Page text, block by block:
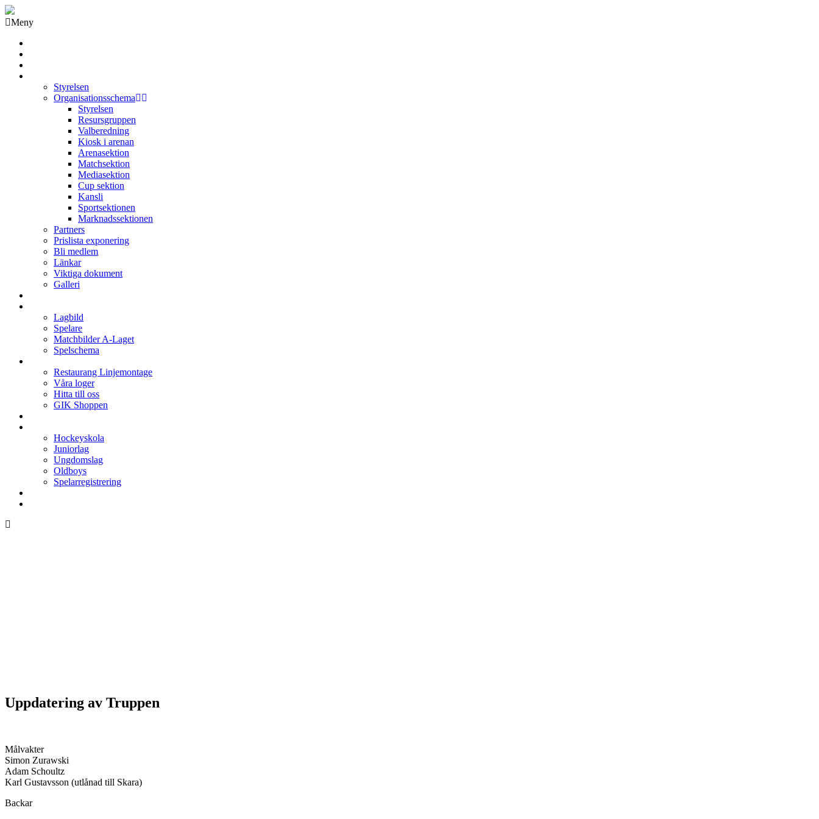
Meny
Styrelsen
Organisationsschema
Styrelsen
Resursgruppen
Valberedning
Kiosk i arenan
Arenasektion
Matchsektion
Mediasektion
Cup sektion
Kansli
Sportsektionen
Marknadssektionen
Partners
Prislista exponering
Bli medlem
Länkar
Viktiga dokument
Galleri
Lagbild
Spelare
Matchbilder A-Laget
Spelschema
Restaurang Linjemontage
Våra loger
Hitta till oss
GIK Shoppen
Hockeyskola
Juniorlag
Ungdomslag
Oldboys
Spelarregistrering
Uppdatering av Truppen
Målvakter
Simon Zurawski
Adam Schoultz
Karl Gustavsson (utlånad till Skara)
Backar